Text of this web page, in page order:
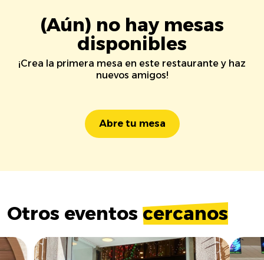
(Aún) no hay mesas
disponibles
¡Crea la primera mesa en este restaurante y haz
nuevos amigos!
Abre tu mesa
Otros eventos cercanos